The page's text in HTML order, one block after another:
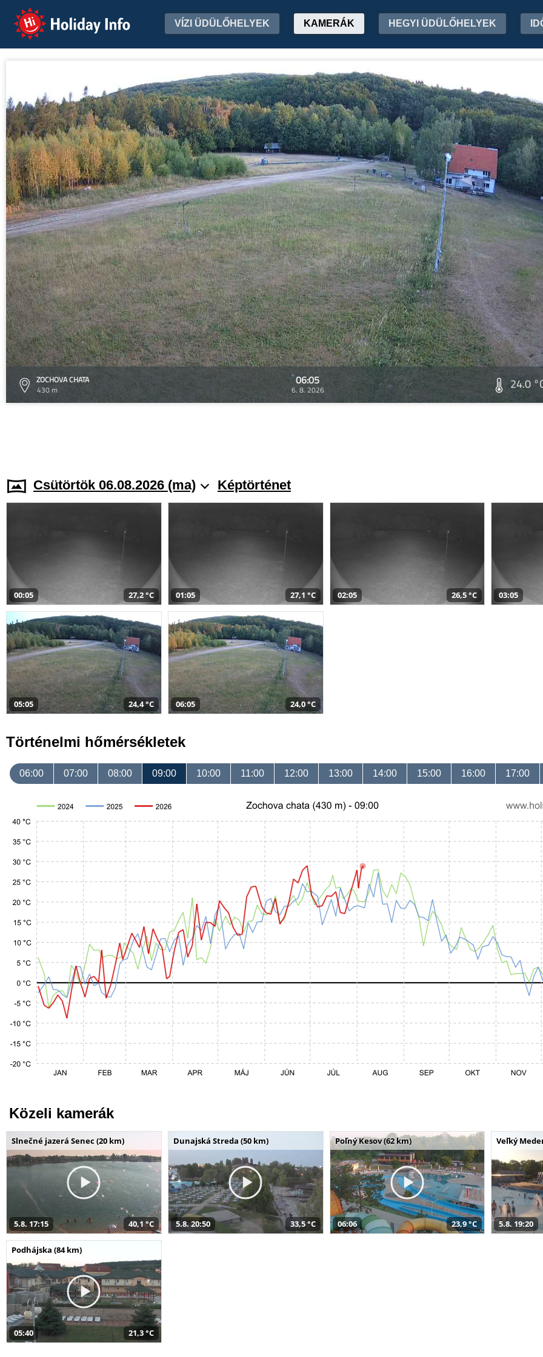
Holiday Info VÍZI ÜDÜLŐHELYEK KAMERÁK HEGYI ÜDÜLŐHELYEK
ZOCHOVA CHATA
430 m
06:05
6. 8. 2026 24.0
Csütörtök 06.08.2026 (ma) Képtörténet
00:05 27,2 °C 01:05 27,1 °C 02:05 26,5 °C 03:05
05:05 24,4 °C 06:05 24,0 °C
Történelmi hőmérsékletek
06:00 07:00 08:00 09:00 10:00 11:00 12:00 13:00 14:00 15:00 16:00 17:00
Közeli kamerák
Slnečné jazerá Senec (20 km)
5.8. 17:15 40,1 °C
Dunajská Streda (50 km)
5.8. 20:50 33,5 °C
Poľný Kesov (62 km)
06:06 23,9 °C
Veľký
5.8. 19:20
Podhájska (84 km)
05:40 21,3 °C